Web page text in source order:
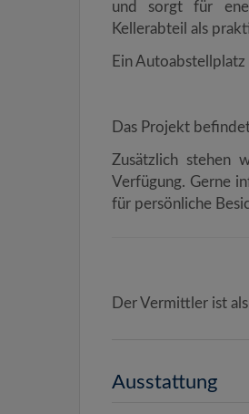
und sorgt für
Kellerabteil als
Ein
Das Projekt
Zusätzlich stehen
Verfügung. Gerne
für persönliche
Der Vermittler ist
Ausstattung